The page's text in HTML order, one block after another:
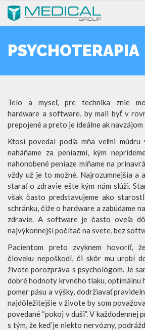
PSYCHOTERAPIA
Telo a myseľ, pre technika znie
hardware a software, by mali byť v
prepojené a preto je ideálne ak
Ktosi povedal podľa mňa veľmi
naháňame za peniazmi, kým
nahonobené peniaze míňame na
vždy už je to možné. Najrozumnejšia a
starať o zdravie ešte kým nám slúži.
však často predstavujeme ako
schránku, čiže o hardware a zabúdame
zdravie. A software je často oveľa
najvýkonnejší počítač na svete, bez
Pacientom preto zvyknem hovoriť,
človeku nepoškodí, či skôr mu urobí
živote porozpráva s psychológom. Je
dobré hodnoty krvného tlaku, optimálnu
pomer pásu a výšky, dodržiavať
najdôležitejšie v živote by som
povedané “pokoj v duši”. V každodennej
s tým, že keď je niekto nervózny,